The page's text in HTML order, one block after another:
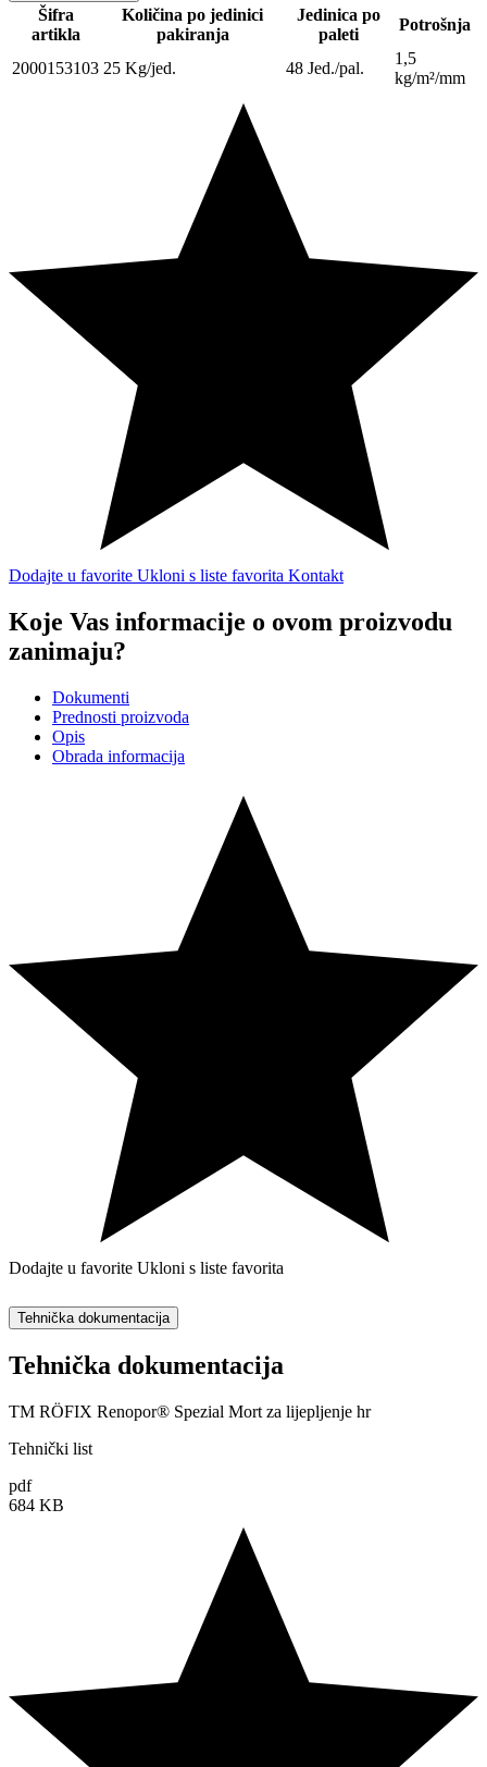
Šifra
artikla
Količina po jedinici
pakiranja
Jedinica po
paleti
Potrošnja
2000153103 25 Kg/jed. 48 Jed./pal.
1,5
kg/m²/mm
Dodajte u favorite Ukloni s liste favorita Kontakt
Koje Vas informacije o ovom proizvodu
zanimaju?
Dokumenti
Prednosti proizvoda
Opis
Obrada informacija
Dodajte u favorite Ukloni s liste favorita
Tehnička dokumentacija
Tehnička dokumentacija
TM RÖFIX Renopor® Spezial Mort za lijepljenje hr
Tehnički list
pdf
684 KB